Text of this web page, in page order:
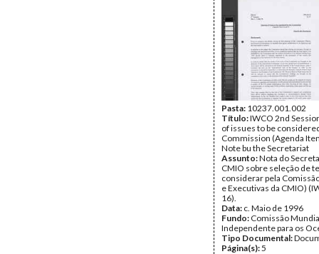
Pasta: 10237.001.002
Título:IWCO 2nd
of issues to be
Commission (Agenda
Note bu the Secretariat
Assunto:Nota do
CMIO sobre seleção de
considerar pela
e Executivas da CMIO)
16).
Data: c. Maio de 1996
Fundo: Comissão
Independente para os
Tipo Documental:
Página(s):5